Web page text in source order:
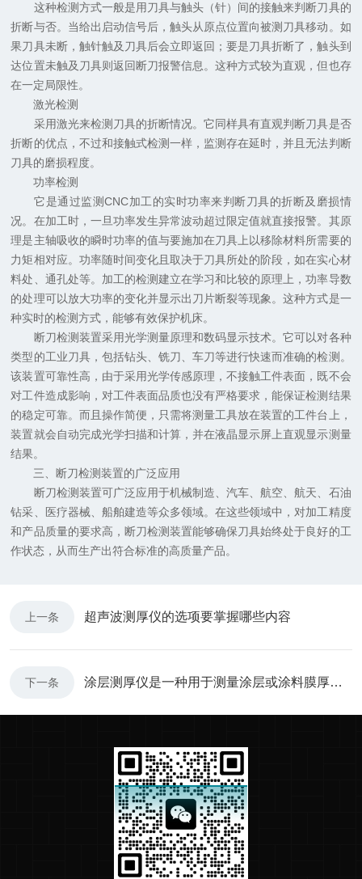
这种检测方式一般是用刀具与触头（针）间的接触来判断刀具的
折断与否。当给出启动信号后，触头从原点位置向被测刀具移动。如
果刀具未断，触针触及刀具后会立即返回；要是刀具折断了，触头到
达位置未触及刀具则返回断刀报警信息。这种方式较为直观，但也存
在一定局限性。
激光检测
采用激光来检测刀具的折断情况。它同样具有直观判断刀具是否
折断的优点，不过和接触式检测一样，监测存在延时，并且无法判断
刀具的磨损程度。
功率检测
它是通过监测CNC加工的实时功率来判断刀具的折断及磨损情
况。在加工时，一旦功率发生异常波动超过限定值就直接报警。其原
理是主轴吸收的瞬时功率的值与要施加在刀具上以移除材料所需要的
力矩相对应。功率随时间变化且取决于刀具所处的阶段，如在实心材
料处、通孔处等。加工的检测建立在学习和比较的原理上，功率导数
的处理可以放大功率的变化并显示出刀片断裂等现象。这种方式是一
种实时的检测方式，能够有效保护机床。
断刀检测装置采用光学测量原理和数码显示技术。它可以对各种
类型的工业刀具，包括钻头、铣刀、车刀等进行快速而准确的检测。
该装置可靠性高，由于采用光学传感原理，不接触工件表面，既不会
对工件造成影响，对工件表面品质也没有严格要求，能保证检测结果
的稳定可靠。而且操作简便，只需将测量工具放在装置的工件台上，
装置就会自动完成光学扫描和计算，并在液晶显示屏上直观显示测量
结果。
三、断刀检测装置的广泛应用
断刀检测装置可广泛应用于机械制造、汽车、航空、航天、石油
钻采、医疗器械、船舶建造等众多领域。在这些领域中，对加工精度
和产品质量的要求高，断刀检测装置能够确保刀具始终处于良好的工
作状态，从而生产出符合标准的高质量产品。
上一条 超声波测厚仪的选项要掌握哪些内容
下一条 涂层测厚仪是一种用于测量涂层或涂料膜厚度的仪器